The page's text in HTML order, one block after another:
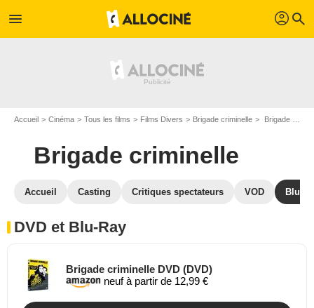
menu profil search
Accueil Cinéma Tous les films Films Divers Brigade criminelle Brigade criminelle en DVD Blu Ray
Brigade criminelle
Accueil Casting Critiques spectateurs VOD Blu-
DVD et Blu-Ray
Brigade criminelle DVD (DVD)
neuf à partir de 12,99 €